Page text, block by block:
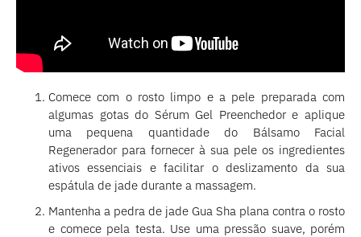
Comece com o rosto limpo e a pele preparada com
algumas gotas do Sérum Gel Preenchedor e aplique
uma pequena quantidade do Bálsamo Facial
Regenerador para fornecer à sua pele os ingredientes
ativos essenciais e facilitar o deslizamento da sua
espátula de jade durante a massagem.
Mantenha a pedra de jade Gua Sha plana contra o rosto
e comece pela testa. Use uma pressão suave, porém